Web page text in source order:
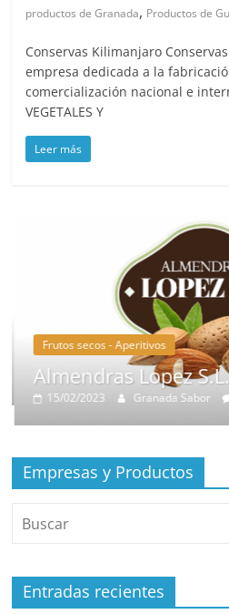
productos de Granada, Productos de
Conservas Kilimanjaro
empresa dedicada a la
comercialización nacional e
VEGETALES Y
Leer más
Frutos secos - Aperitivos
Almendras Lopez S.L.
15/02/2023 Granada Sabor
Empresas y Productos
Entradas recientes